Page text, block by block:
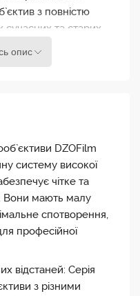
з повністю
та старих
компанією
на
в кінематографії
високу якість
опис
DZOFilm
систему високої
чітке та
Вони мають малу
спотворення,
професійної
відстаней: Серія
з різними